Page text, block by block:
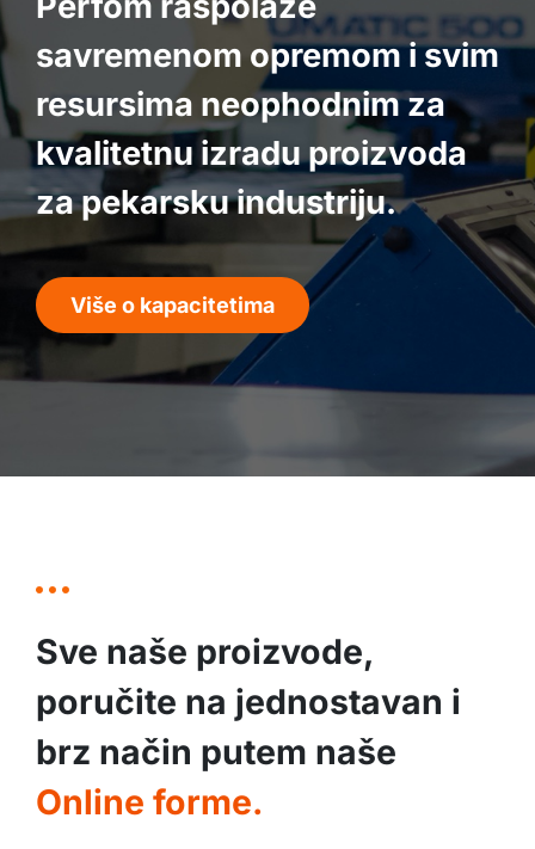
savremenom opremom i svim
resursima neophodnim za
kvalitetnu izradu proizvoda
za pekarsku industriju.
Više o kapacitetima
Sve naše proizvode,
poručite na jednostavan i
brz način putem naše
Online forme.